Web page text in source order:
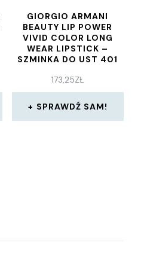
GIORGIO ARMANI
BEAUTY LIP POWER
VIVID COLOR LONG
WEAR LIPSTICK –
SZMINKA DO UST 401
173,25ZŁ
SPRAWDŹ SAM!